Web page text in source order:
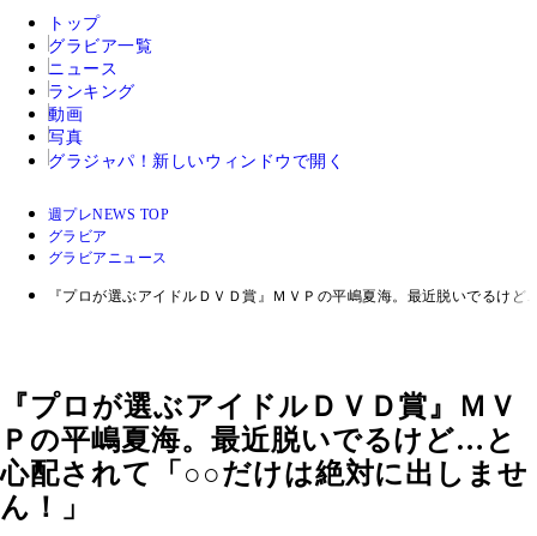
トップ
グラビア一覧
ニュース
ランキング
動画
写真
グラジャパ！ 新しいウィンドウで開く
週プレNEWS TOP
グラビア
グラビアニュース
『プロが選ぶアイドルＤＶＤ賞』ＭＶＰの平嶋夏海。最近脱いでるけ
『プロが選ぶアイドルＤＶＤ賞』ＭＶ
Ｐの平嶋夏海。最近脱いでるけど…と
心配されて「○○だけは絶対に出しませ
ん！」